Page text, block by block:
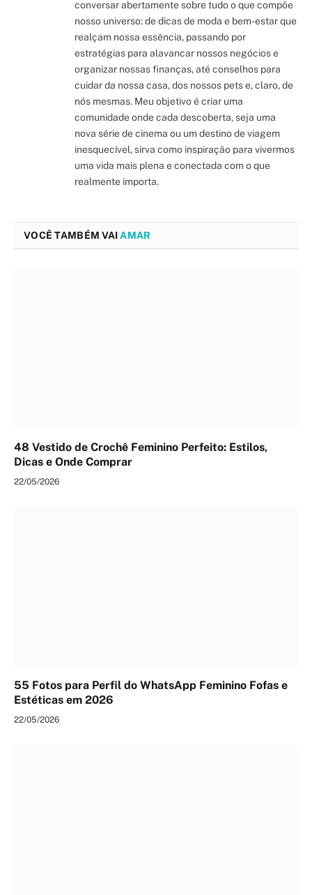
conversar abertamente sobre tudo o que compõe
nosso universo: de dicas de moda e bem-estar que
realçam nossa essência, passando por
estratégias para alavancar nossos negócios e
organizar nossas finanças, até conselhos para
cuidar da nossa casa, dos nossos pets e, claro, de
nós mesmas. Meu objetivo é criar uma
comunidade onde cada descoberta, seja uma
nova série de cinema ou um destino de viagem
inesquecível, sirva como inspiração para vivermos
uma vida mais plena e conectada com o que
realmente importa.
VOCÊ TAMBÉM VAI AMAR
48 Vestido de Crochê Feminino Perfeito: Estilos,
Dicas e Onde Comprar
22/05/2026
55 Fotos para Perfil do WhatsApp Feminino Fofas e
Estéticas em 2026
22/05/2026